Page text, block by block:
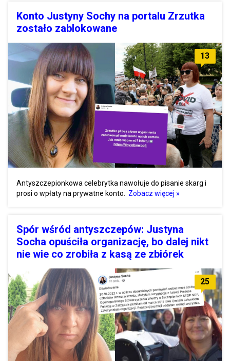
Konto Justyny Sochy na portalu Zrzutka
zostało zablokowane
13
Antyszczepionkowa celebrytka nawołuje do pisanie skarg i
prosi o wpłaty na prywatne konto.
Zobacz więcej »
Spór wśród antyszczepów: Justyna
Socha opuściła organizację, bo dalej nikt
nie wie co zrobiła z kasą ze zbiórek
25